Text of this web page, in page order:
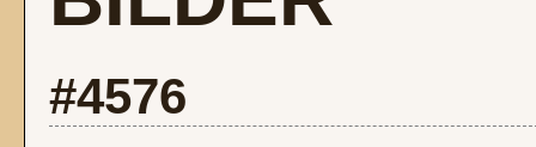
#4576